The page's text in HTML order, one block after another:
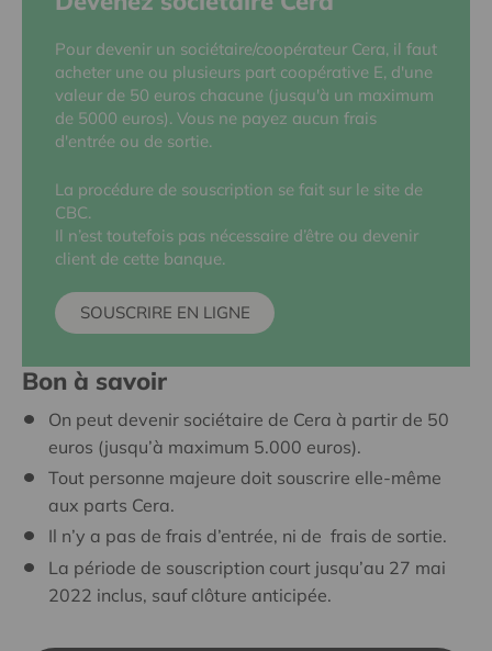
Pour devenir un sociétaire/coopérateur Cera, il faut
acheter une ou plusieurs part coopérative E, d'une
valeur de 50 euros chacune (jusqu'à un maximum
de 5000 euros). Vous ne payez aucun frais
d'entrée ou de sortie.
La procédure de souscription se fait sur le site de
CBC.
Il n’est toutefois pas nécessaire d’être ou devenir
client de cette banque.
SOUSCRIRE EN LIGNE
Bon à savoir
On peut devenir sociétaire de Cera à partir de 50
euros (jusqu’à maximum 5.000 euros).
Tout personne majeure doit souscrire elle-même
aux parts Cera.
Il n’y a pas de frais d’entrée, ni de frais de sortie.
La période de souscription court jusqu’au 27 mai
2022 inclus, sauf clôture anticipée.